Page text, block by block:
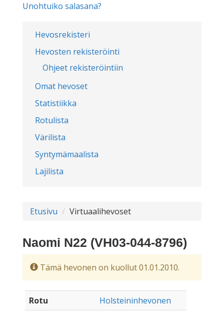
Hevosrekisteri
Hevosten rekisteröinti
Ohjeet rekisteröintiin
Omat hevoset
Statistiikka
Rotulista
Värilista
Syntymämaalista
Lajilista
Unohtuiko salasana?
Etusivu Virtuaalihevoset
Naomi N22 (VH03-044-8796)
Tämä hevonen on kuollut 01.01.2010.
Rotu
Holsteininhevonen